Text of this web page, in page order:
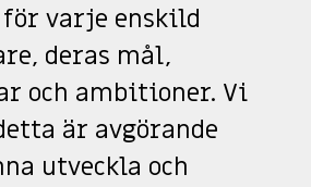
varje enskild
deras mål,
och ambitioner. Vi
är avgörande
utveckla och